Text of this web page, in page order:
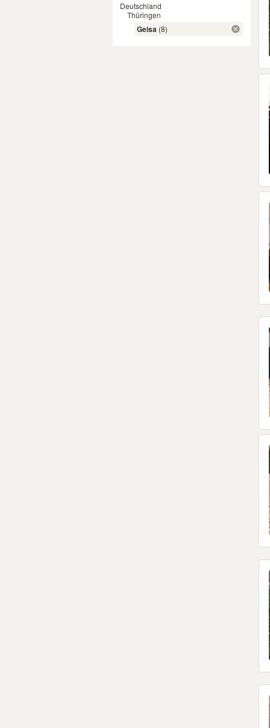
Deutschland
Thüringen
Geisa (8)